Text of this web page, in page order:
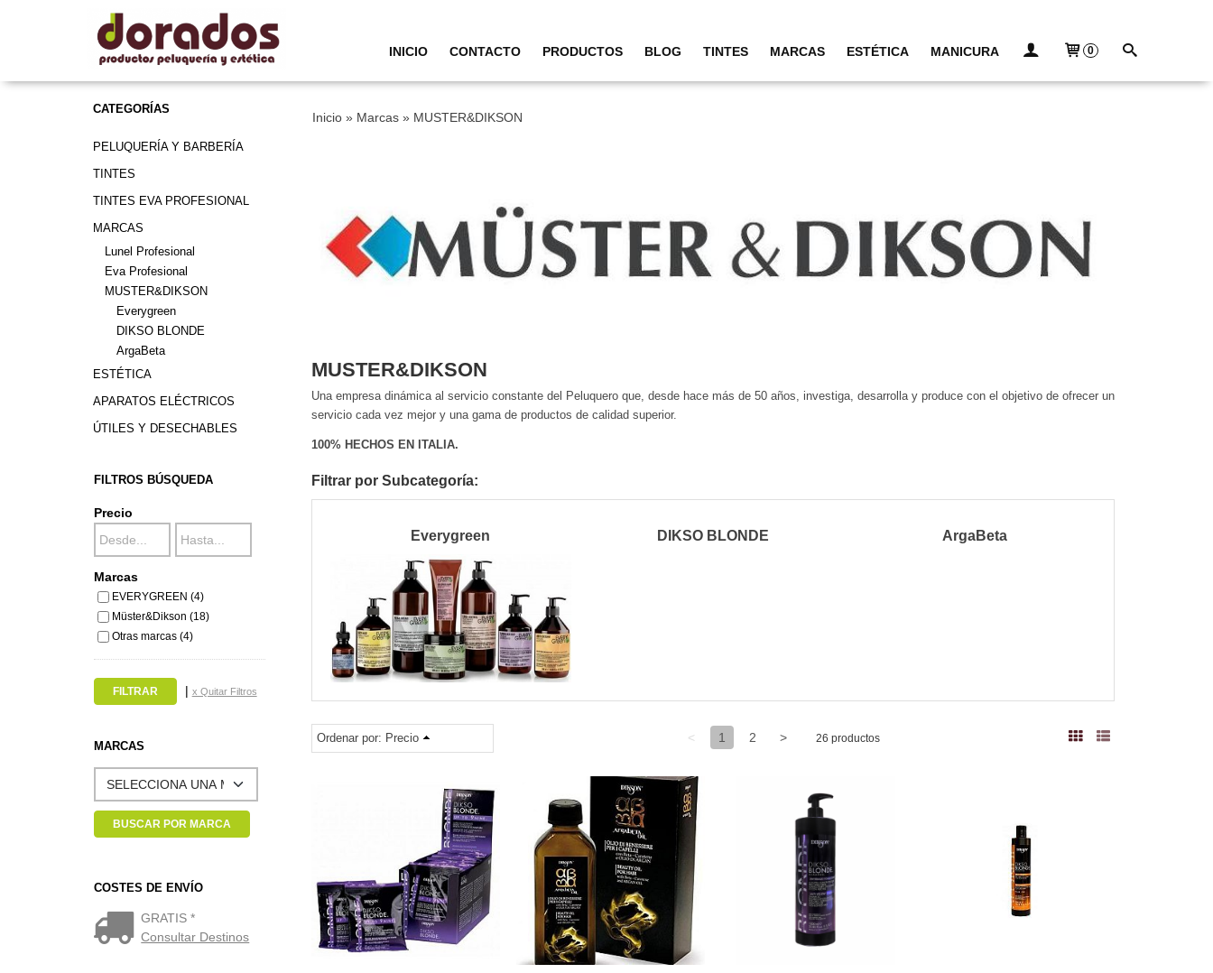
INICIO CONTACTO PRODUCTOS BLOG TINTES MARCAS ESTÉTICA MANICURA 0
CATEGORÍAS
PELUQUERÍA Y BARBERÍA
TINTES
TINTES EVA PROFESIONAL
MARCAS
Lunel Profesional
Eva Profesional
MUSTER&DIKSON
Everygreen
DIKSO BLONDE
ArgaBeta
ESTÉTICA
APARATOS ELÉCTRICOS
ÚTILES Y DESECHABLES
FILTROS BÚSQUEDA
Precio
Marcas
EVERYGREEN (4)
Müster&Dikson (18)
Otras marcas (4)
| x Quitar Filtros
MARCAS
COSTES DE ENVÍO
GRATIS *
Consultar Destinos
Inicio» Marcas» MUSTER&DIKSON
MUSTER&DIKSON
Una empresa dinámica al servicio constante del Peluquero que, desde hace más de 50 años, investiga, desarrolla y produce con el objetivo de ofrecer un
servicio cada vez mejor y una gama de productos de calidad superior.
100% HECHOS EN ITALIA.
Filtrar por Subcategoría:
Everygreen DIKSO BLONDE ArgaBeta
Ordenar por: Precio < 1 2 > 26 productos